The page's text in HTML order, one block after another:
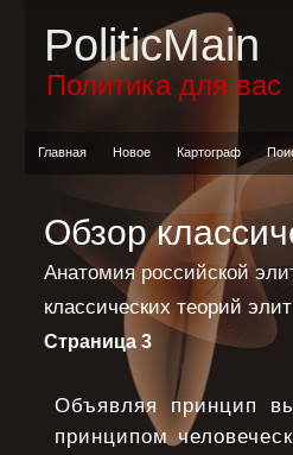
PoliticMain
Политика для вас
Главная Новое Картограф
Обзор
Анатомия российской
классических теорий
Страница 3
Объявляя принцип
принципом